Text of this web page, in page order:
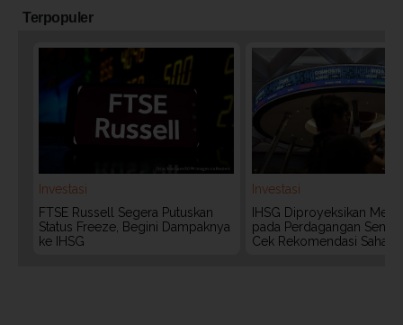
Terpopuler
Investasi
FTSE Russell Segera Putuskan
Status Freeze, Begini Dampaknya
ke IHSG
Investasi
IHSG Diproyeksikan
pada Perdagangan Senin
Cek Rekomendasi